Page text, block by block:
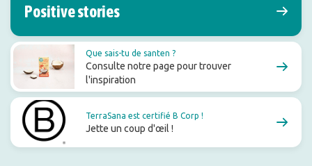
Positive stories
Que sais-tu de santen ?
Consulte notre page pour trouver
l'inspiration
TerraSana est certifié B Corp !
Jette un coup d'œil !